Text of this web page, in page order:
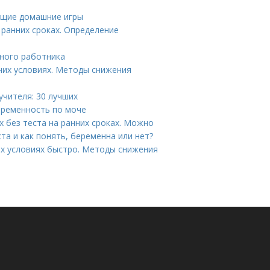
домашние игры
сроках. Определение
работника
условиях. Методы снижения
30 лучших
по моче
без теста на ранних сроках. Можно
и как понять, беременна или нет?
условиях быстро. Методы снижения